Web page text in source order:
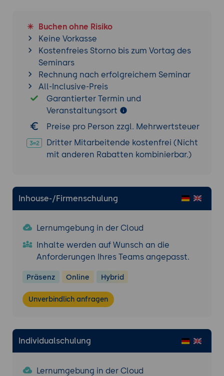
7. Sicherheit, Grenzen und Kosten
Localhost-Betrieb und fehlende
Authentifizierung des MCP-Servers
Experimenteller Stand und sich ändernde
Schnittstellen
Kosten und Datenfluss bei externen
Modellen
Entwicklung gegenüber Produktion sauber
trennen
Praxis-Übung:Für ein Beispielprojekt
in die Produktion gehören.
8. Kennzeichnung, Workflow und Peer-Review
ihre wachsende Bedeutung
Einen wiederholbaren, sicheren KI-
Workflow festlegen
Review-Schritte fest verankern
Praxis-Übung (Peer-Review):
Überprüfbarkeit, Trennung von Produktion,
Sicherheit und Kennzeichnung prüfen und
Buchen ohne Risiko
Keine Vorkasse
Kostenfreies Storno bis zum Vortag des
Seminars
Rechnung nach erfolgreichem Seminar
All-Inclusive-Preis
Garantierter Termin und
Veranstaltungsort
Preise pro Person zzgl. Mehrwertsteuer
Dritter Mitarbeitende kostenfrei (Nicht
mit anderen Rabatten kombinierbar.)
Inhouse-/Firmenschulung
Lernumgebung in der Cloud
Inhalte werden auf Wunsch an die
Anforderungen Ihres Teams angepasst.
Präsenz Online Hybrid
Unverbindlich anfragen
Individualschulung
Lernumgebung in der Cloud